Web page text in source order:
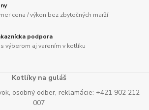
cena / výkon bez zbytočných marží
podpora
výberom aj varením v kotlíku
Kotlíky na guláš
osobný odber, reklamácie: +421 902 212
007